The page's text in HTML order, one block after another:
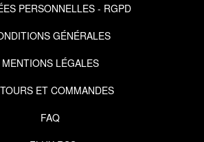
PERSONNELLES - RGPD
GÉNÉRALES
MENTIONS LÉGALES
ET COMMANDES
FAQ